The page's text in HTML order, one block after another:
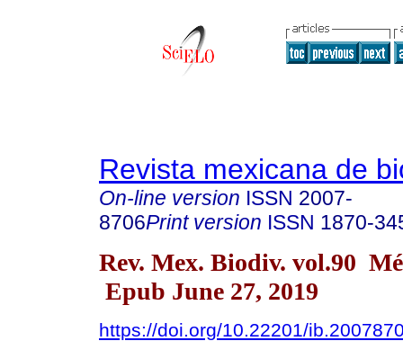
Revista mexicana de
On-line version ISSN 2007-
8706Print version ISSN 1870-
Rev. Mex. Biodiv. vol.90
Epub June 27, 2019
https://doi.org/10.22201/